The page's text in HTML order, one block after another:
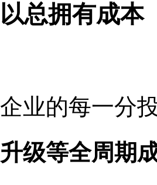
以总拥有成本
企业的每一分
升级等全周期